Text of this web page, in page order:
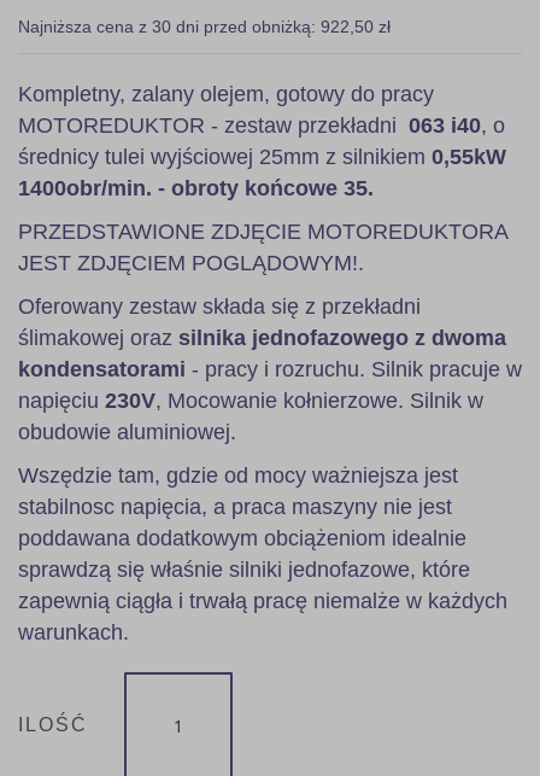
Najniższa cena z 30 dni przed obniżką: 922,50 zł
Kompletny, zalany olejem, gotowy do pracy
MOTOREDUKTOR - zestaw przekładni 063 i40, o
średnicy tulei wyjściowej 25mm z silnikiem 0,55kW
1400obr/min. - obroty końcowe 35.
PRZEDSTAWIONE ZDJĘCIE MOTOREDUKTORA
JEST ZDJĘCIEM POGLĄDOWYM!.
Oferowany zestaw składa się z przekładni
ślimakowej oraz silnika jednofazowego z dwoma
kondensatorami - pracy i rozruchu. Silnik pracuje w
napięciu 230V, Mocowanie kołnierzowe. Silnik w
obudowie aluminiowej.
Wszędzie tam, gdzie od mocy ważniejsza jest
stabilnosc napięcia, a praca maszyny nie jest
poddawana dodatkowym obciążeniom idealnie
sprawdzą się właśnie silniki jednofazowe, które
zapewnią ciągła i trwałą pracę niemalże w każdych
warunkach.
ILOŚĆ